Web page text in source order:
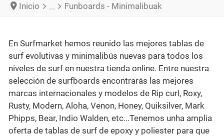
Inicio Funboards - Minimalibuak
En Surfmarket hemos reunido las mejores tablas de
surf evolutivas y minimalibús nuevas para todos los
niveles de surf en nuestra tienda online. Entre nuestra
selección de surfboards encontrarás las mejores
marcas internacionales y modelos de Rip curl, Roxy,
Rusty, Modern, Aloha, Venon, Honey, Quiksilver, Mark
Phipps, Bear, Indio Walden, etc...Tenemos unha amplia
oferta de tablas de surf de epoxy y poliester para que